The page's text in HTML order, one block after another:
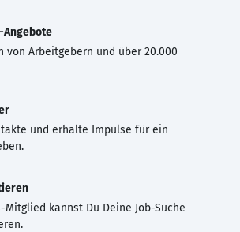
Angebote
von Arbeitgebern und über 20.000
und erhalte Impulse für ein
Mitglied kannst Du Deine Job-Suche